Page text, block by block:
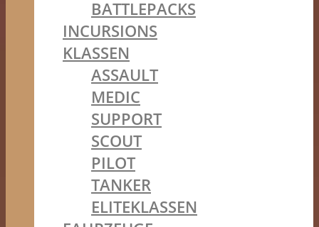
BATTLEPACKS
INCURSIONS
KLASSEN
ASSAULT
MEDIC
SUPPORT
SCOUT
PILOT
TANKER
ELITEKLASSEN